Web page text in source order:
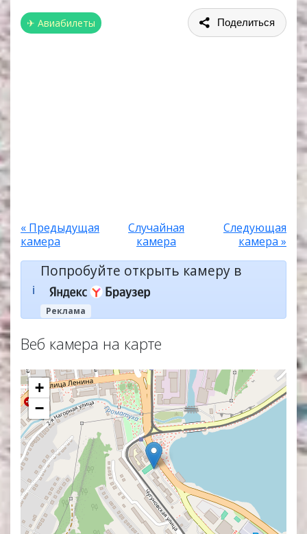
✈ Авиабилеты Поделиться
« Предыдущая
камера
Случайная
камера
Следующая
камера »
ℹ️
Попробуйте открыть камеру в
Реклама
Веб камера на карте
+
−